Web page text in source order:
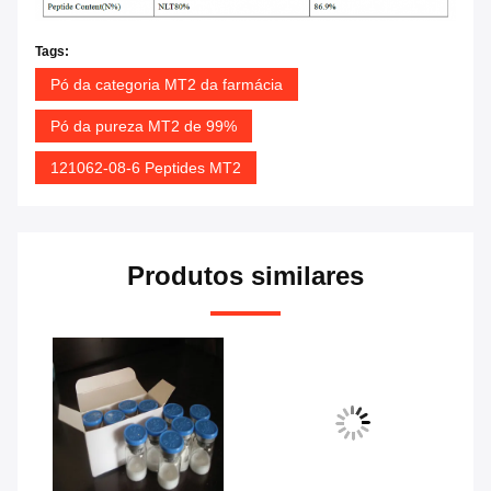
Tags:
Pó da categoria MT2 da farmácia
Pó da pureza MT2 de 99%
121062-08-6 Peptides MT2
Produtos similares